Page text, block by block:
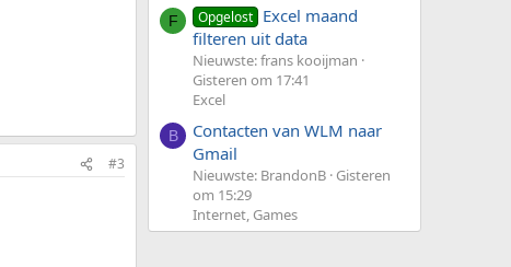
#3
F Opgelost Excel maand
filteren uit data
Nieuwste: frans kooijman
Gisteren om 17:41
Excel
B
Contacten van WLM naar
Gmail
Nieuwste: BrandonB Gisteren
om 15:29
Internet, Games